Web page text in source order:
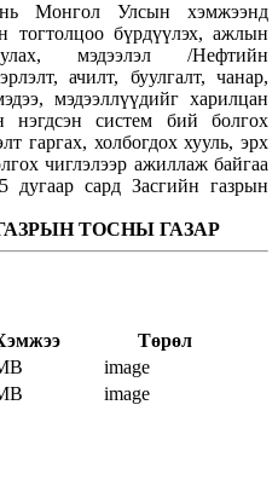
Монгол Улсын хэмжээнд
тогтолцоо бүрдүүлэх, ажлын
мэдээлэл /Нефтийн
ачилт, буулгалт, чанар,
мэдээллүүдийг харилцан
нэгдсэн систем бий болгох
гаргах, холбогдох хууль, эрх
чиглэлээр ажиллаж байгаа
сард Засгийн газрын
ТОСНЫ ГАЗАР
Төрөл
image
image